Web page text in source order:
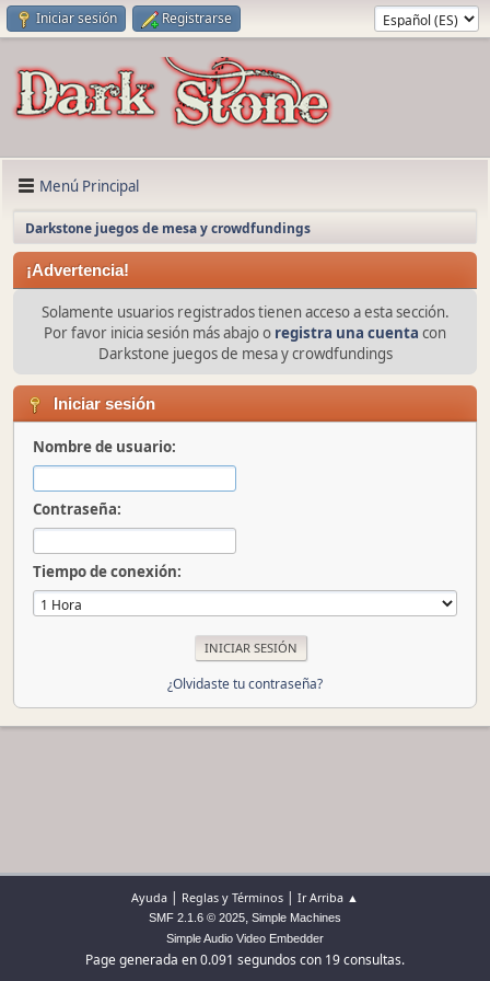
Iniciar sesión Registrarse
Menú Principal
Darkstone juegos de mesa y crowdfundings
¡Advertencia!
Solamente usuarios registrados tienen acceso a esta sección.
Por favor inicia sesión más abajo o registra una cuenta con
Darkstone juegos de mesa y crowdfundings
Iniciar sesión
Nombre de usuario:
Contraseña:
Tiempo de conexión:
¿Olvidaste tu contraseña?
Ayuda | Reglas y Términos | Ir Arriba ▲
SMF 2.1.6 © 2025, Simple Machines
Simple Audio Video Embedder
Page generada en 0.091 segundos con 19 consultas.